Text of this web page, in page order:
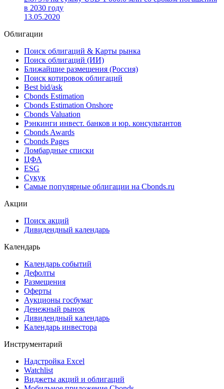
01.04.2022
Новый выпуск: Эмитент America Movil разместил
2.875% на сумму USD 1 000.0 млн со сроком погашения
13.05.2020
Облигации
Поиск облигаций & Карты рынка
Поиск облигаций (ИИ)
Ближайшие размещения (Россия)
Поиск котировок облигаций
Best bid/ask
Cbonds Estimation
Cbonds Estimation Onshore
Cbonds Valuation
Рэнкинги инвест. банков и юр. консультантов
Cbonds Awards
Cbonds Pages
Ломбардные списки
ESG
Самые популярные облигации на Cbonds.ru
Дивидендный календарь
Календарь
Календарь событий
Дефолты
Размещения
Оферты
Аукционы госбумаг
Денежный рынок
Календарь инвестора
Инструментарий